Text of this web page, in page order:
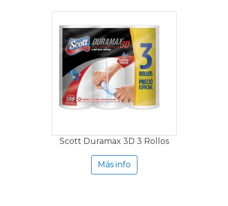
Scott Duramax 3D 3 Rollos
Más info